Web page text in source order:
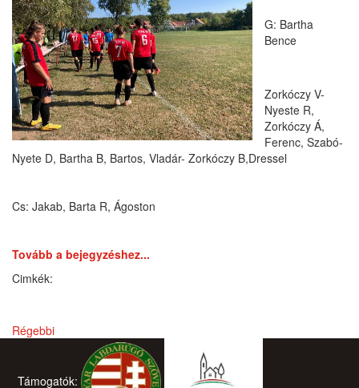
G: Bartha
Bence
Zorkóczy V-
Nyeste R,
Zorkóczy Á,
Ferenc, Szabó-
Nyete D, Bartha B, Bartos, Vladár- Zorkóczy B,Dressel
Cs: Jakab, Barta R, Ágoston
Tovább a bejegyzéshez...
Régebbi
Támogatók: